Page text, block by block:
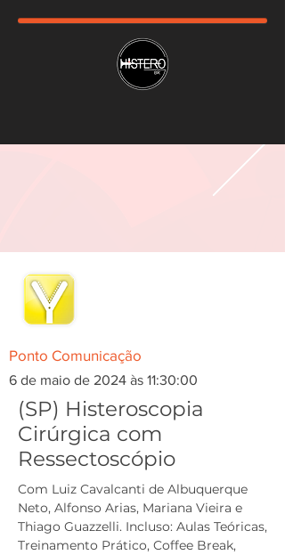
Ponto Comunicação
6 de maio de 2024 às 11:30:00
(SP) Histeroscopia
Cirúrgica com
Ressectoscópio
Com Luiz Cavalcanti de Albuquerque
Neto, Alfonso Arias, Mariana Vieira e
Thiago Guazzelli. Incluso: Aulas Teóricas,
Treinamento Prático, Coffee Break,